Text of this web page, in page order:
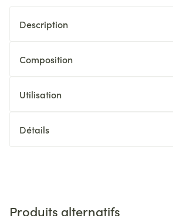
Description
Composition
Utilisation
Détails
Produits alternatifs